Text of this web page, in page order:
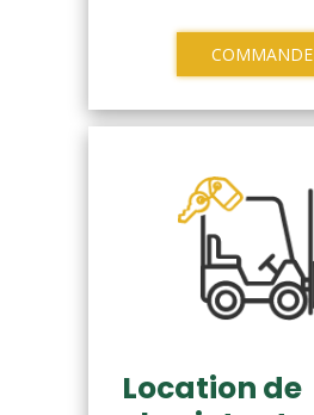
Location de